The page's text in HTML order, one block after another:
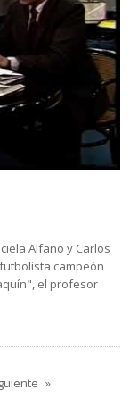
Alfano y Carlos
campeón
el profesor